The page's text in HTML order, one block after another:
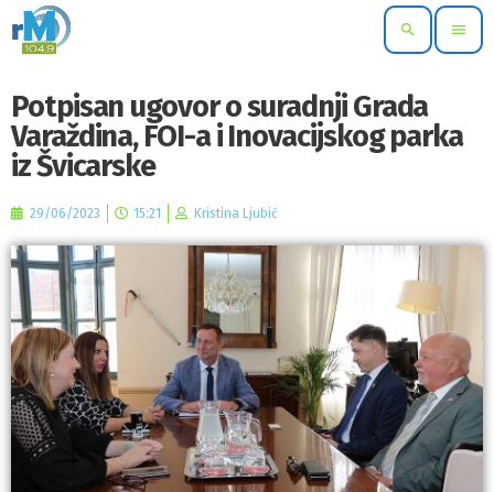
search menu
Potpisan ugovor o suradnji Grada
Varaždina, FOI-a i Inovacijskog parka
iz Švicarske
29/06/2023 15:21 Kristina Ljubić